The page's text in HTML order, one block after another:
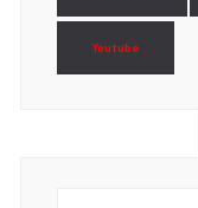
Youtube